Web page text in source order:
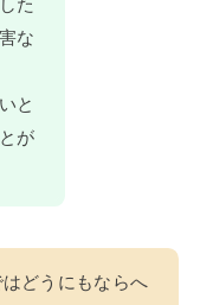
た
な
と
が
どうにもならへ